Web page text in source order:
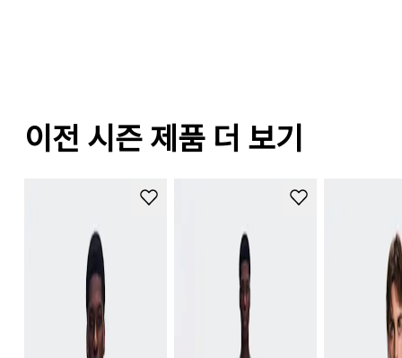
이전 시즌 제품 더 보기